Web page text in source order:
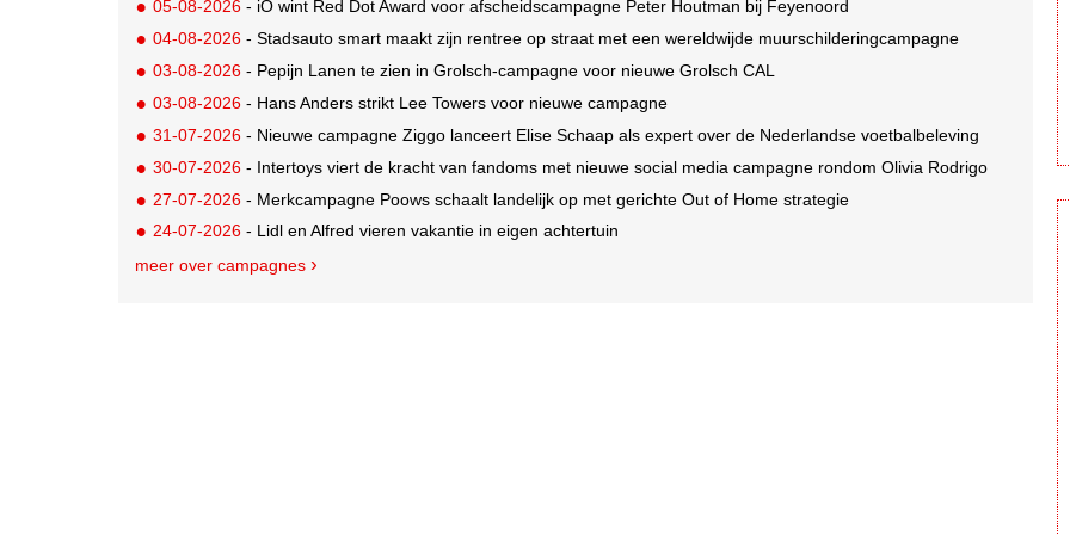
05-08-2026 - iO wint Red Dot Award voor afscheidscampagne Peter Houtman bij Feyenoord
04-08-2026 - Stadsauto smart maakt zijn rentree op straat met een wereldwijde muurschilderingcampagne
03-08-2026 - Pepijn Lanen te zien in Grolsch-campagne voor nieuwe Grolsch CAL
03-08-2026 - Hans Anders strikt Lee Towers voor nieuwe campagne
31-07-2026 - Nieuwe campagne Ziggo lanceert Elise Schaap als expert over de Nederlandse voetbalbeleving
30-07-2026 - Intertoys viert de kracht van fandoms met nieuwe social media campagne rondom Olivia Rodrigo
27-07-2026 - Merkcampagne Poows schaalt landelijk op met gerichte Out of Home strategie
24-07-2026 - Lidl en Alfred vieren vakantie in eigen achtertuin
meer over campagnes